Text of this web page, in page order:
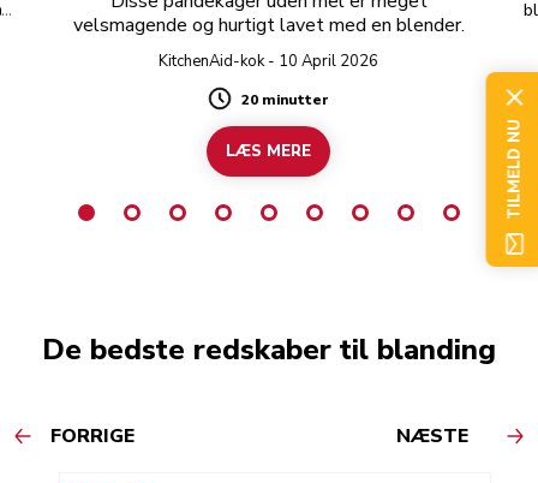
velsmagende og hurtigt lavet med en blender.
KitchenAid-kok - 10 April 2026
Duration
20 minutter
LÆS MERE
De bedste redskaber til blanding
FORRIGE NÆSTE
TILMELD NU